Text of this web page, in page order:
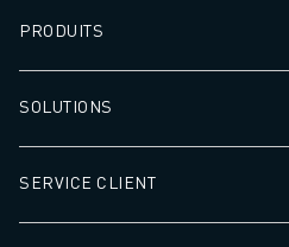
PRODUITS
SOLUTIONS
SERVICE CLIENT